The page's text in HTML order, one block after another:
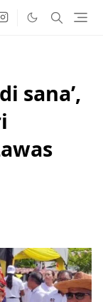
sana’,